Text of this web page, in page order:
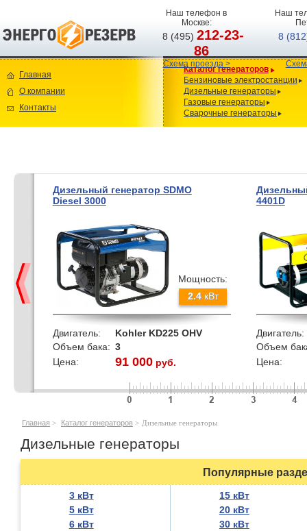
Наш телефон в
Москве:
8 (495)212-23-
86
Схема проезда >
Наш
8
Главная
О компании
Контакты
Каталог генераторов
Бензиновые электростанции
Дизельные генераторы
Газовые генераторы
Сварочные генераторы
Дизельный генератор SDMO
Diesel 3000
Мощность:
2.4кВт
Двигатель:
Kohler KD225 OHV
Объем бака: 3
Цена:
91 000руб.
4401D
Двигатель:
Объем
Цена:
кВт
Главная > Каталог генераторов > Дизельные генераторы
Дизельные генераторы
Популярные
3 кВт
5 кВт
6 кВт
15 кВт
20 кВт
30 кВт